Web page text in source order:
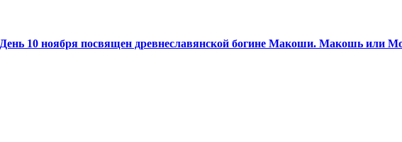
День 10 ноября посвящен древнеславянской богине Макоши. Макошь или